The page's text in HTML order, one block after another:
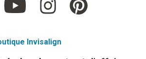
Invisalign